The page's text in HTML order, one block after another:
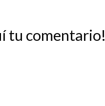
tu comentario!